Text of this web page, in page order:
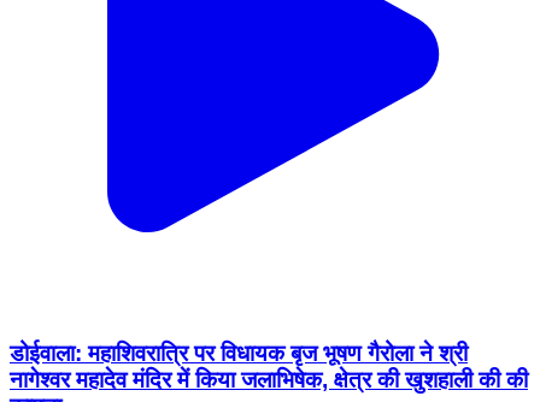
डोईवाला: महाशिवरात्रि पर विधायक बृज भूषण गैरोला ने श्री
नागेश्वर महादेव मंदिर में किया जलाभिषेक, क्षेत्र की खुशहाली की की